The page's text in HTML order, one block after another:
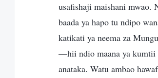
usafishaji maishani mwao.
baada ya hapo tu ndipo
katikati ya neema za
—hii ndio maana ya kumtii
anataka. Watu ambao